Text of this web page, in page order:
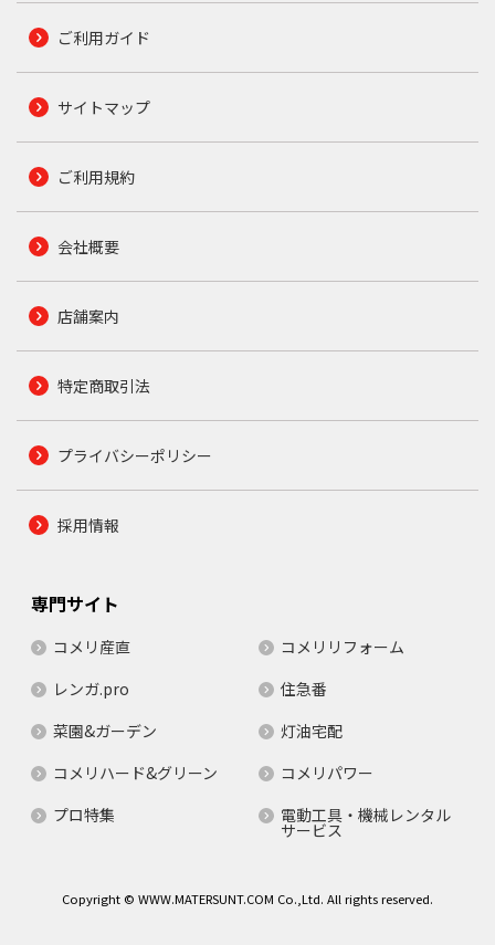
ご利用ガイド
サイトマップ
ご利用規約
会社概要
店舗案内
特定商取引法
プライバシーポリシー
採用情報
専門サイト
コメリ産直
コメリリフォーム
レンガ.pro
住急番
菜園&ガーデン
灯油宅配
コメリハード&グリーン
コメリパワー
プロ特集
電動工具・機械レンタル
サービス
Copyright © WWW.MATERSUNT.COM Co.,Ltd. All rights reserved.